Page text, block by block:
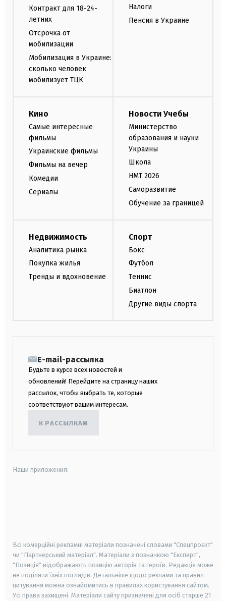
Контракт для 18-24-
летних
Отсрочка от
мобилизации
Мобилизация в Украине:
сколько человек
мобилизует ТЦК
Налоги
Пенсия в Украине
Кино
Самые интересные
фильмы
Украинские фильмы
Фильмы на вечер
Комедии
Сериалы
Новости Учебы
Министерство
образования и науки
Украины
Школа
НМТ 2026
Саморазвитие
Обучение за границей
Недвижимость
Аналитика рынка
Покупка жилья
Тренды и вдохновение
Спорт
Бокс
Футбол
Теннис
Биатлон
Другие виды спорта
E-mail-рассылка
Будьте в курсе всех новостей и
обновлений! Перейдите на страницу наших
рассылок, чтобы выбрать те, которые
соответствуют вашим интересам.
К РАССЫЛКАМ
Наши приложения:
Всі комерційні рекламні матеріали позначені словами "Спецпроєкт"
чи "Партнерський матеріал". Матеріали з позначкою "Експерт",
"Позиція" відображають позицію авторів та героїв. Редакція може
не поділяти їхніх поглядів. Детальніше щодо реклами та правил
цитування можна ознайомитись в правилах користування сайтом.
Усі права захищені. Матеріали сайту призначені для осіб старше 21